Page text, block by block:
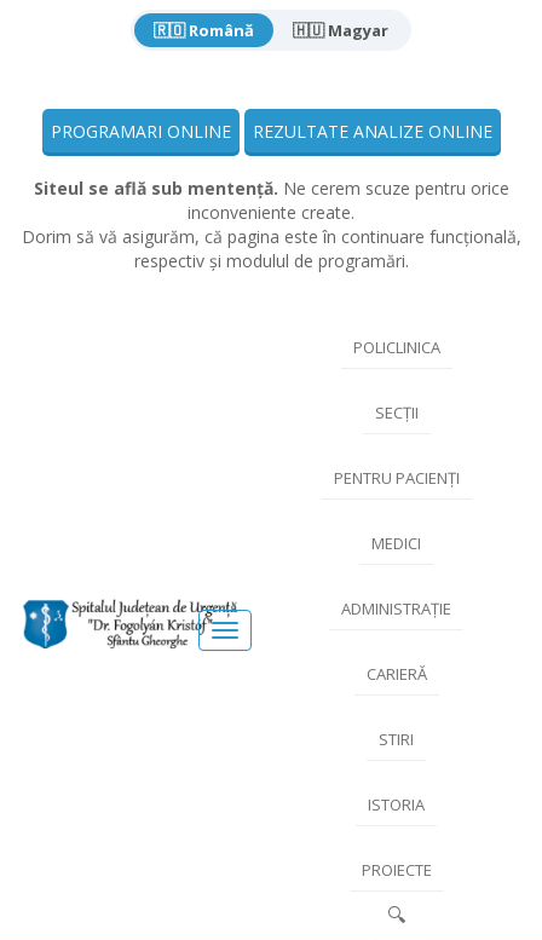
🇷🇴 Română 🇭🇺 Magyar
PROGRAMARI ONLINE REZULTATE ANALIZE ONLINE
Siteul se află sub mentență. Ne cerem scuze pentru orice
inconveniente create.
Dorim să vă asigurăm, că pagina este în continuare funcțională,
respectiv și modulul de programări.
Meniu
POLICLINICA
SECȚII
PENTRU PACIENȚI
MEDICI
ADMINISTRAȚIE
CARIERĂ
STIRI
ISTORIA
PROIECTE
🔍